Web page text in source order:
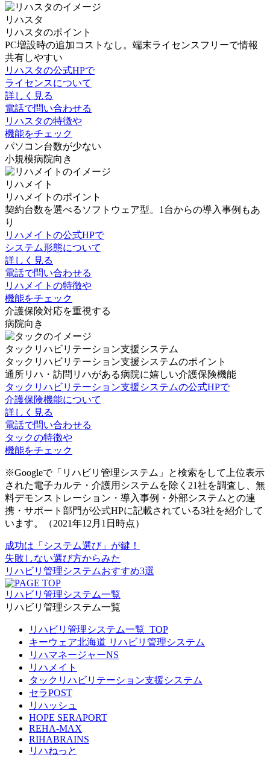
リハスタ
リハスタのポイント
PC増設時の追加コストなし。端末ライセンスフリーで情報
共有しやすい
リハスタの公式HPで
ライセンスについて
詳しく見る
電話で問い合わせる
リハスタの特徴や
機能をチェック
パソコン台数が少ない
小規模病院向き
リハメイト
リハメイトのポイント
契約台数を選べるソフトウェア型。1台からの導入事例もあ
り
リハメイトの公式HPで
システム形態について
詳しく見る
電話で問い合わせる
リハメイトの特徴や
機能をチェック
介護保険対応を重視する
病院向き
タックリハビリテーション支援システム
タックリハビリテーション支援システムのポイント
通所リハ・訪問リハがある病院に嬉しい介護保険機能
タックリハビリテーション支援システムの公式HPで
介護保険機能について
詳しく見る
電話で問い合わせる
タックの特徴や
機能をチェック
※Googleで「リハビリ管理システム」と検索をして上位表示
された電子カルテ・介護用システムを除く21社を調査し、無
料デモンストレーション・導入事例・外部システムとの連
携・サポート部門が公式HPに記載されている3社を紹介して
います。（2021年12月1日時点）
成功は 「システム選び」 が鍵！
失敗しない選び方からみた
リハビリ管理システムおすすめ3選
リハビリ管理システム一覧
リハビリ管理システム一覧
リハビリ管理システム一覧_TOP
キーウェア北海道 リハビリ管理システム
リハマネージャーNS
リハメイト
タックリハビリテーション支援システム
セラPOST
リハッシュ
HOPE SERAPORT
REHA-MAX
RIHABRAINS
リハねっと